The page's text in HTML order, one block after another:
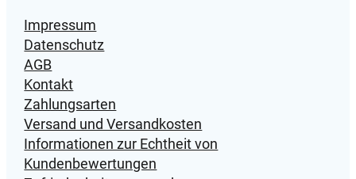
Impressum
Datenschutz
AGB
Kontakt
Zahlungsarten
Versand und Versandkosten
Informationen zur Echtheit von
Kundenbewertungen